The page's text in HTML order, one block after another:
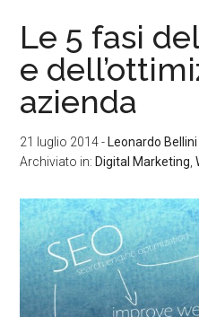
Le 5 fasi
e
azienda
21 luglio 2014- Leonardo Bellini
Archiviato in: Digital Marketing ,